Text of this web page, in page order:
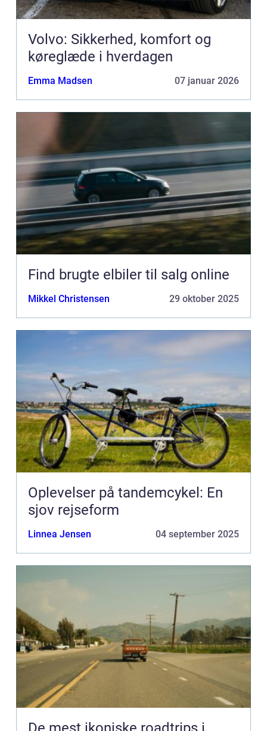
Volvo: Sikkerhed, komfort og
køreglæde i hverdagen
Emma Madsen 07 januar 2026
Find brugte elbiler til salg online
Mikkel Christensen 29 oktober 2025
Oplevelser på tandemcykel: En
sjov rejseform
Linnea Jensen 04 september 2025